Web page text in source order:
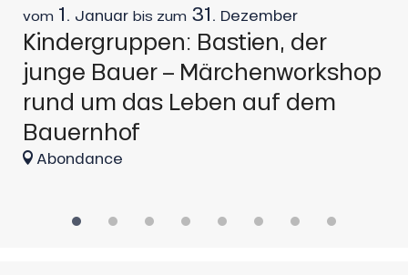
vom 1. Januar bis zum 31. Dezember
Kindergruppen: Bastien, der
junge Bauer – Märchenworkshop
rund um das Leben auf dem
Bauernhof
Abondance